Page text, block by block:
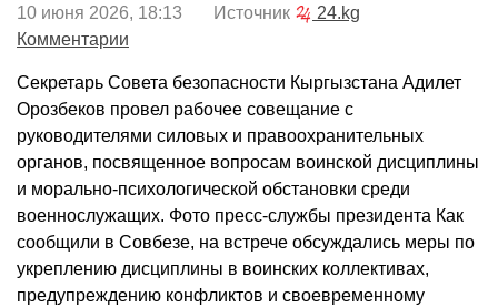
10 июня 2026, 18:13 Источник
24.kg
Комментарии
Секретарь Совета безопасности Кыргызстана Адилет
Орозбеков провел рабочее совещание с
руководителями силовых и правоохранительных
органов, посвященное вопросам воинской дисциплины
и морально-психологической обстановки среди
военнослужащих. Фото пресс-службы президента Как
сообщили в Совбезе, на встрече обсуждались меры по
укреплению дисциплины в воинских коллективах,
предупреждению конфликтов и своевременному